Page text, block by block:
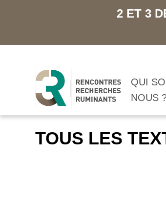
2 ET 3
QUI
NOUS
TOUS LES